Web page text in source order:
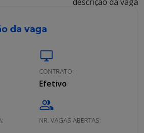
da vaga
desktop_windows
CONTRATO:
Efetivo
group
NR. VAGAS ABERTAS: